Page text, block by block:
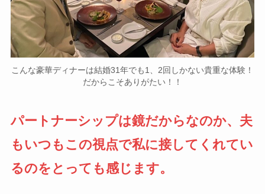
こんな豪華ディナーは結婚31年でも1、2回しかない貴重な体験！
だからこそありがたい！！
パートナーシップは鏡だからなのか、夫
もいつもこの視点で私に接してくれてい
るのをとっても感じます。